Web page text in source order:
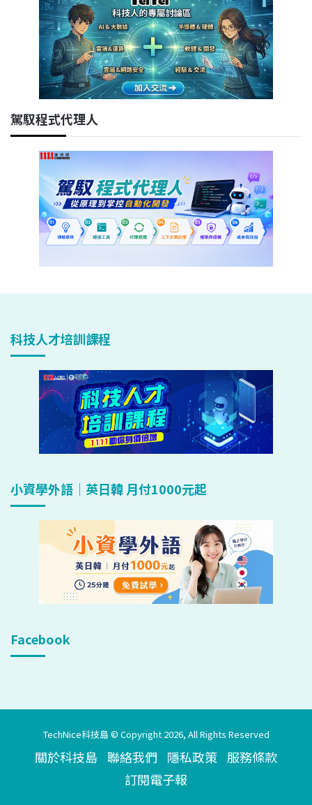
駕馭程式代理人
科技人才培訓課程
小資學外語｜英日韓 月付1000元起
Facebook
TechNice科技島 © Copyright 2026, All Rights Reserved
關於科技島 聯絡我們 隱私政策 服務條款
訂閱電子報